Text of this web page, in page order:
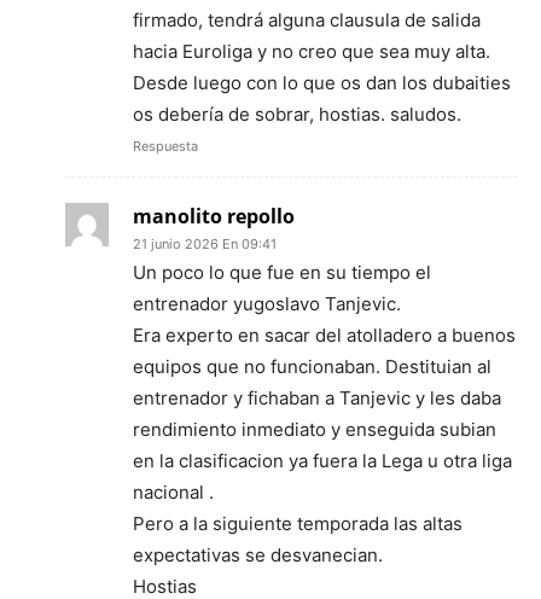
firmado, tendrá alguna clausula de salida
hacia Euroliga y no creo que sea muy alta.
Desde luego con lo que os dan los dubaities
os debería de sobrar, hostias. saludos.
Respuesta
manolito repollo
21 junio 2026 En 09:41
Un poco lo que fue en su tiempo el
entrenador yugoslavo Tanjevic.
Era experto en sacar del atolladero a buenos
equipos que no funcionaban. Destituian al
entrenador y fichaban a Tanjevic y les daba
rendimiento inmediato y enseguida subian
en la clasificacion ya fuera la Lega u otra liga
nacional .
Pero a la siguiente temporada las altas
expectativas se desvanecian.
Hostias